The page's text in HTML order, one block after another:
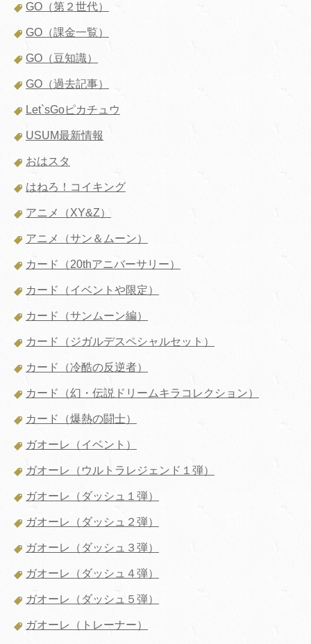
GO（第２世代）
GO（課金一覧）
GO（豆知識）
GO（過去記事）
Let`sGoピカチュウ
USUM最新情報
おはスタ
はねろ！コイキング
アニメ（XY&Z）
アニメ（サン＆ムーン）
カード（20thアニバーサリー）
カード（イベントや限定）
カード（サンムーン編）
カード（ジガルデスペシャルセット）
カード（冷酷の反逆者）
カード（幻・伝説ドリームキラコレクション）
カード（爆熱の闘士）
ガオーレ（イベント）
ガオーレ（ウルトラレジェンド１弾）
ガオーレ（ダッシュ１弾）
ガオーレ（ダッシュ２弾）
ガオーレ（ダッシュ３弾）
ガオーレ（ダッシュ４弾）
ガオーレ（ダッシュ５弾）
ガオーレ（トレーナー）